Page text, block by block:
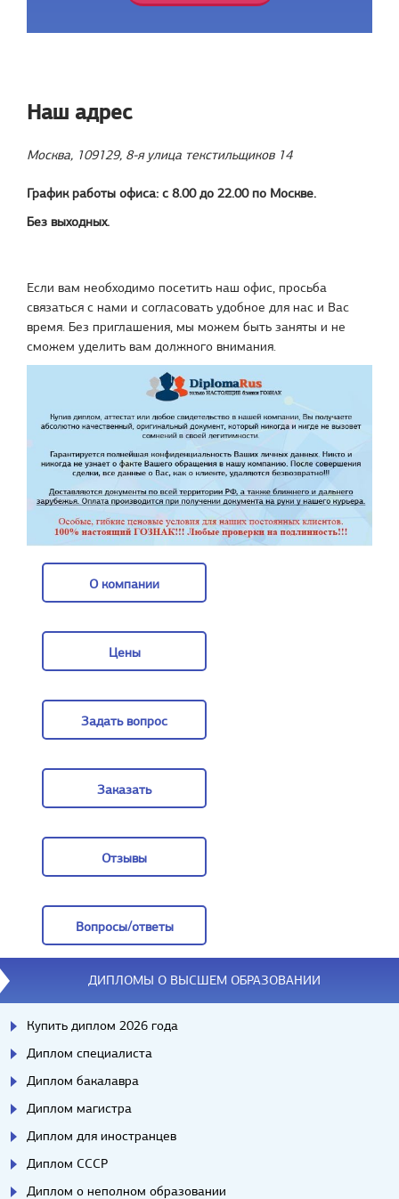
Наш адрес
Москва, 109129, 8-я улица текстильщиков 14
График работы офиса: с 8.00 до 22.00 по Москве.
Без выходных.
Если вам необходимо посетить наш офис, просьба
связаться с нами и согласовать удобное для нас и Вас
время. Без приглашения, мы можем быть заняты и не
сможем уделить вам должного внимания.
О компании
Цены
Задать вопрос
Заказать
Отзывы
Вопросы/ответы
Вопросы/ответы
ДИПЛОМЫ О ВЫСШЕМ ОБРАЗОВАНИИ
Купить диплом 2026 года
Диплом специалиста
Диплом бакалавра
Диплом магистра
Диплом для иностранцев
Диплом СССР
Диплом о неполном образовании